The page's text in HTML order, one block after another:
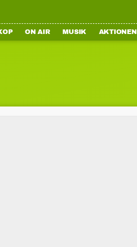
ON AIR MUSIK AKTIONEN